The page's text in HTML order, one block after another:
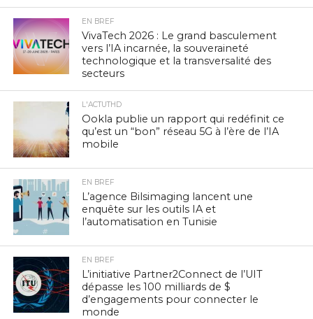
EN BREF
VivaTech 2026 : Le grand basculement
vers l’IA incarnée, la souveraineté
technologique et la transversalité des
secteurs
L'ACTUTHD
Ookla publie un rapport qui redéfinit ce
qu’est un “bon” réseau 5G à l’ère de l’IA
mobile
EN BREF
L’agence Bilsimaging lancent une
enquête sur les outils IA et
l’automatisation en Tunisie
EN BREF
L’initiative Partner2Connect de l’UIT
dépasse les 100 milliards de $
d’engagements pour connecter le
monde